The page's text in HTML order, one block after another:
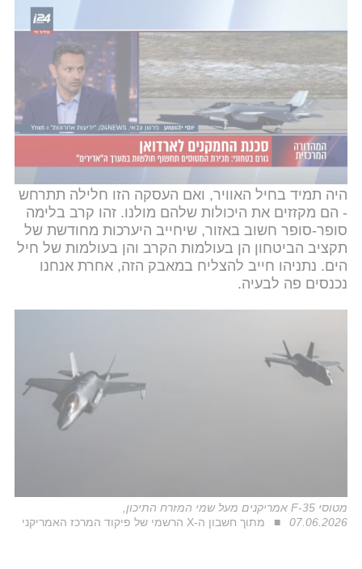
סכנת החמקנים לארדואן: מכירת המטוסים תחשוף חולשות במערך
מעבר לפגיעה ביכולות התקשורת של המטוס, קיים
חשש כבד מדרישת הטורקים להקים אצלם מרכז
תחזוקה אזורי, מה שיעמיד את ישראל בסיכון אם ניאלץ
להעביר אליהם מנועים לטיפול והם יסרבו להחזירם.
הטורקים מזהים את החולשה האמריקאית,ויש להם
עליונות משמעותית עלינו בזירה הימיתשבה יש לנו צי
מתקדם אך קטן מאוד בהשוואה אליהם. היתרון שלנו
היה תמיד בחיל האוויר, ואם העסקה הזו חלילה תתרחש
- הם מקזזים את היכולות שלהם מולנו. זהו קרב בלימה
סופר-סופר חשוב באזור, שיחייב היערכות מחודשת של
תקציב הביטחון הן בעולמות הקרב והן בעולמות של חיל
הים. נתניהו חייב להצליח במאבק הזה, אחרת אנחנו
נכנסים פה לבעיה.
מטוסי F-35 אמריקנים מעל שמי המזרח התיכון,
07.06.2026
מתוך חשבון ה-X הרשמי של פיקוד המרכז האמריקני